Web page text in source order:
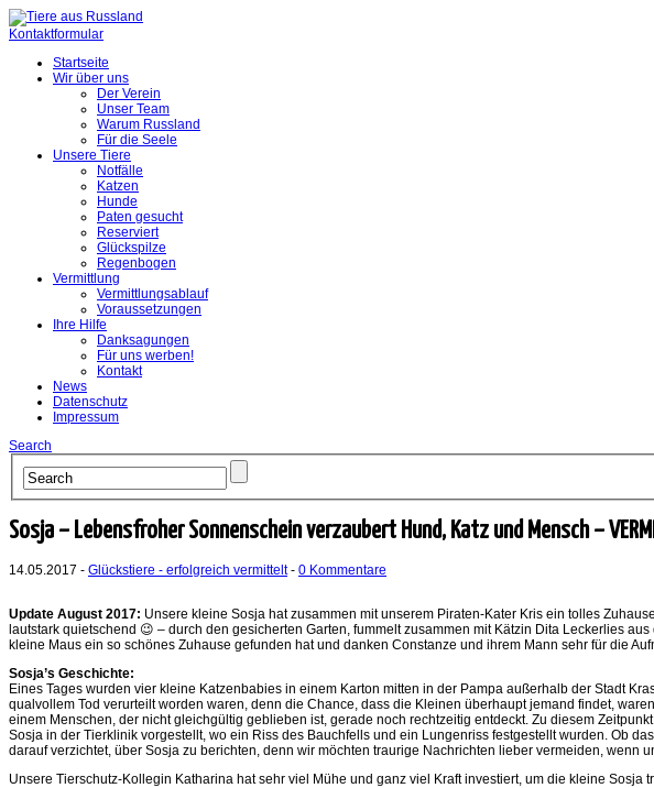
Kontaktformular
Startseite
Wir über uns
Der Verein
Unser Team
Warum Russland
Für die Seele
Unsere Tiere
Notfälle
Katzen
Hunde
Paten gesucht
Reserviert
Glückspilze
Regenbogen
Vermittlung
Vermittlungsablauf
Voraussetzungen
Ihre Hilfe
Danksagungen
Für uns werben!
Kontakt
News
Datenschutz
Impressum
Search
Sosja – Lebensfroher Sonnenschein verzaubert Hund, Katz und Mensch –
14.05.2017 - Glückstiere - erfolgreich vermittelt- 0 Kommentare
Update August 2017: Unsere kleine Sosja hat zusammen mit unserem Piraten-Kater Kris ein tolles
lautstark quietschend 😉 – durch den gesicherten Garten, fummelt zusammen mit Kätzin Dita Leckerlies
kleine Maus ein so schönes Zuhause gefunden hat und danken Constanze und ihrem Mann sehr für die
Sosja’s Geschichte:
Eines Tages wurden vier kleine Katzenbabies in einem Karton mitten in der Pampa außerhalb der Stadt
qualvollem Tod verurteilt worden waren, denn die Chance, dass die Kleinen überhaupt jemand findet,
einem Menschen, der nicht gleichgültig geblieben ist, gerade noch rechtzeitig entdeckt. Zu diesem
Sosja in der Tierklinik vorgestellt, wo ein Riss des Bauchfells und ein Lungenriss festgestellt wurden. Ob
darauf verzichtet, über Sosja zu berichten, denn wir möchten traurige Nachrichten lieber vermeiden,
Unsere Tierschutz-Kollegin Katharina hat sehr viel Mühe und ganz viel Kraft investiert, um die kleine